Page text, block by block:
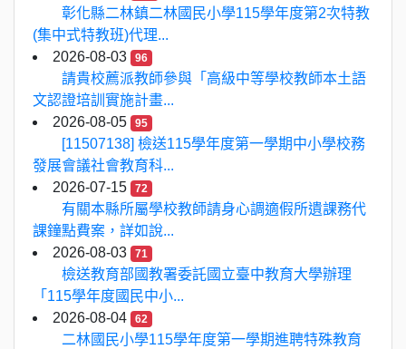
彰化縣二林鎮二林國民小學115學年度第2次特教
(集中式特教班)代理...
2026-08-03
96
請貴校薦派教師參與「高級中等學校教師本土語
文認證培訓實施計畫...
2026-08-05
95
[11507138] 檢送115學年度第一學期中小學校務
發展會議社會教育科...
2026-07-15
72
有關本縣所屬學校教師請身心調適假所遺課務代
課鐘點費案，詳如說...
2026-08-03
71
檢送教育部國教署委託國立臺中教育大學辦理
「115學年度國民中小...
2026-08-04
62
二林國民小學115學年度第一學期進聘特殊教育